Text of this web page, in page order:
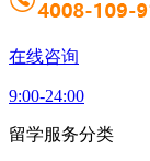
在线咨询
9:00-24:00
留学服务分类